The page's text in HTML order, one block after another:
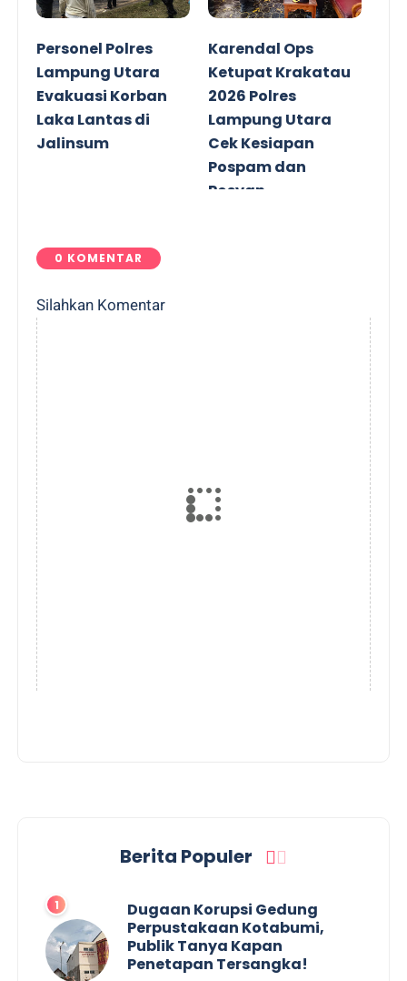
Personel Polres
Lampung Utara
Evakuasi Korban
Laka Lantas di
Jalinsum
Karendal Ops
Ketupat Krakatau
2026 Polres
Lampung Utara
Cek Kesiapan
Pospam dan
Posyan
0 KOMENTAR
Silahkan Komentar
Berita Populer
Dugaan Korupsi Gedung
Perpustakaan Kotabumi,
Publik Tanya Kapan
Penetapan Tersangka!